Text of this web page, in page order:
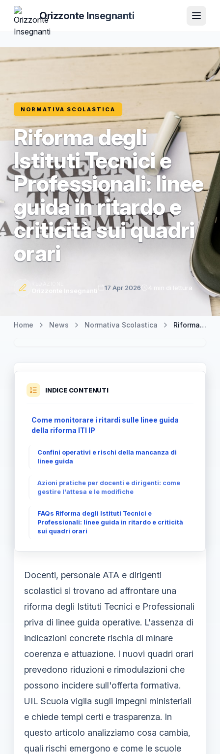
Orizzonte Insegnanti
NORMATIVA SCOLASTICA
Riforma degli
Istituti Tecnici e
Professionali: linee
guida in ritardo e
criticità sui quadri
orari
Orizzonte Insegnanti 17 Apr 2026 4 min di lettura
Home News Normativa Scolastica Riforma degli Istituti Tecnici e Professionali: linee guida in ritardo e criticità sui quadri orari
INDICE CONTENUTI
Come monitorare i ritardi sulle linee guida
della riforma ITI IP
Confini operativi e rischi della mancanza di
linee guida
Azioni pratiche per docenti e dirigenti: come
gestire l'attesa e le modifiche
FAQs Riforma degli Istituti Tecnici e
Professionali: linee guida in ritardo e criticità
sui quadri orari
Docenti, personale ATA e dirigenti
scolastici si trovano ad affrontare una
riforma degli Istituti Tecnici e Professionali
priva di linee guida operative. L'assenza di
indicazioni concrete rischia di minare
coerenza e attuazione. I nuovi quadri orari
prevedono riduzioni e rimodulazioni che
possono incidere sull'offerta formativa.
UIL Scuola vigila sugli impegni ministeriali
e chiede tempi certi e trasparenza. In
questo articolo analizziamo cosa cambia,
quali rischi emergono e come le scuole